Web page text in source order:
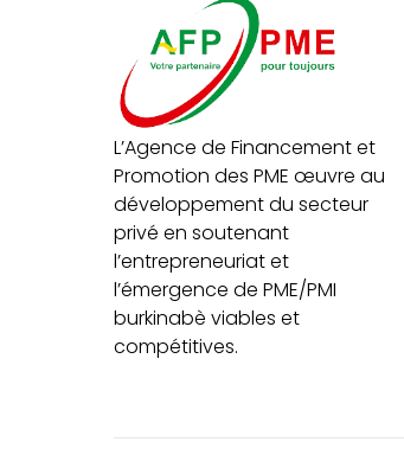
L’Agence de Financement et
Promotion des PME œuvre au
développement du secteur
privé en soutenant
l’entrepreneuriat et
l’émergence de PME/PMI
burkinabè viables et
compétitives.